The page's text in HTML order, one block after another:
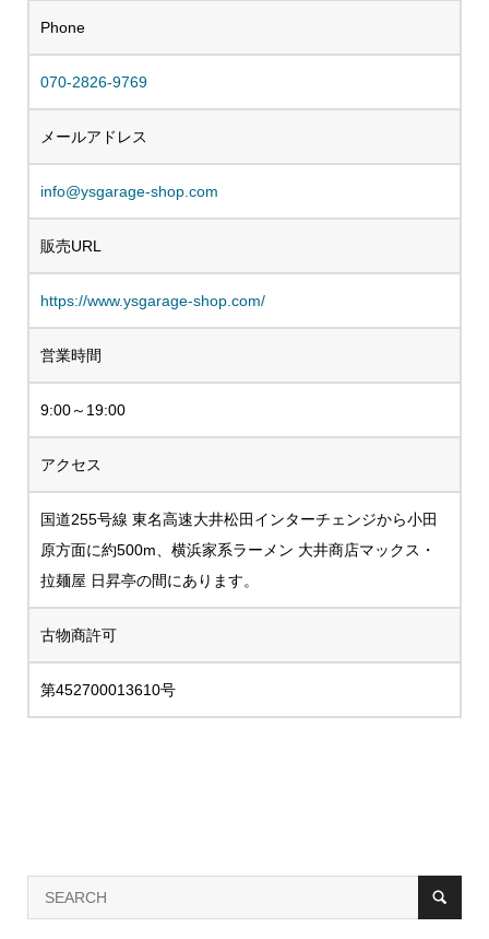
Phone
070-2826-9769
メールアドレス
info@ysgarage-shop.com
販売URL
https://www.ysgarage-shop.com/
営業時間
9:00～19:00
アクセス
国道255号線 東名高速大井松田インターチェンジから小田
原方面に約500m、横浜家系ラーメン 大井商店マックス・
拉麺屋 日昇亭の間にあります。
古物商許可
第452700013610号